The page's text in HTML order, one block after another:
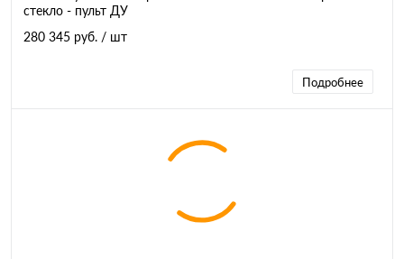
стекло - пульт ДУ
280 345 руб. / шт
Подробнее